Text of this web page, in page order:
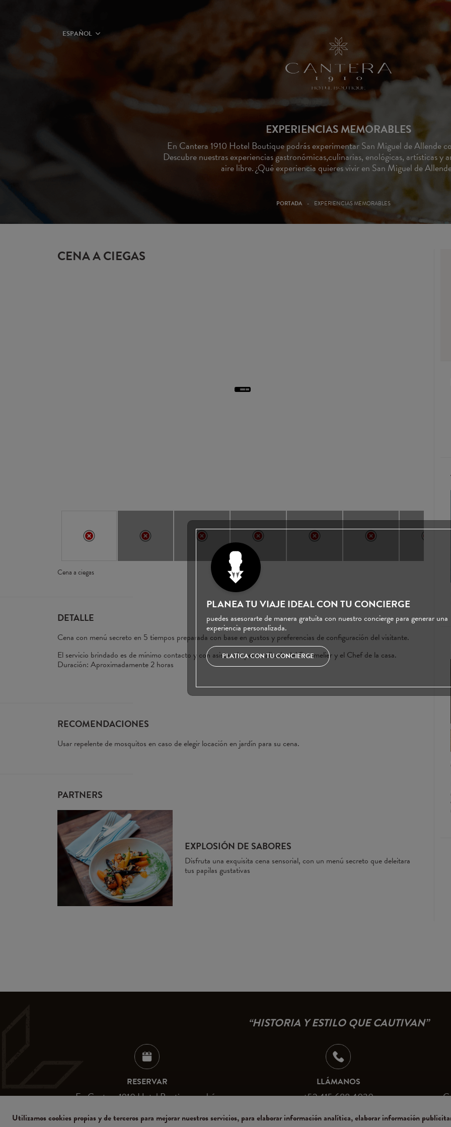
ESPAÑOL
EXPERIENCIAS MEMORABLES
En Cantera 1910 Hotel Boutique podrás experimentar San Miguel de Allende
Descubre nuestras experiencias gastronómicas,culinarias, enológicas, artísticas y
aire libre. ¿Qué experiencia quieres vivir en San Miguel de
PORTADA EXPERIENCIAS MEMORABLES
PLANEA TU VIAJE IDEAL CON TU CONCIERGE
puedes asesorarte de manera gratuita con nuestro concierge para generar una
experiencia personalizada.
PLATICA CON TU CONCIERGE
CENA A CIEGAS
Cena a ciegas
DETALLE
Cena con menú secreto en 5 tiempos preparada con base en gustos y preferencias de configuración del visitante.
El servicio brindado es de mínimo contacto y con asistencia personalizada del Sommelier y el Chef de la casa.
Duración: Aproximadamente 2 horas
RECOMENDACIONES
Usar repelente de mosquitos en caso de elegir locación en jardín para su cena.
PARTNERS
EXPLOSIÓN DE SABORES
Disfruta una exquisita cena sensorial, con un menú secreto que deleitara
tus papilas gustativas
DESDE $1,750.00 PRECIO POR PERSONA
“HISTORIA Y ESTILO QUE CAUTIVAN”
RESERVAR
En Cantera 1910 Hotel Boutique podrás
antes.
LLÁMANOS
+52 415 688 4030
Utilizamos cookies propias y de terceros para mejorar nuestros servicios, para elaborar información analítica, elaborar información